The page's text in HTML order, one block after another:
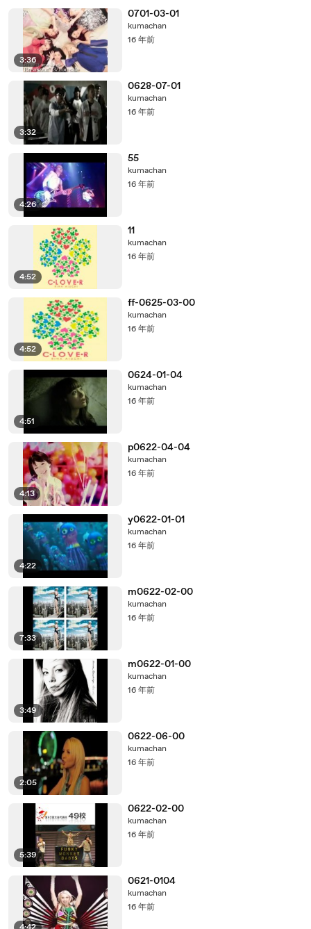
3:36
0701-03-01
kumachan
16 年前
3:32
0628-07-01
kumachan
16 年前
4:26
55
kumachan
16 年前
4:52
11
kumachan
16 年前
4:52
ff-0625-03-00
kumachan
16 年前
4:51
0624-01-04
kumachan
16 年前
4:13
p0622-04-04
kumachan
16 年前
4:22
y0622-01-01
kumachan
16 年前
7:33
m0622-02-00
kumachan
16 年前
3:49
m0622-01-00
kumachan
16 年前
2:05
0622-06-00
kumachan
16 年前
5:39
0622-02-00
kumachan
16 年前
0621-0104
kumachan
16 年前